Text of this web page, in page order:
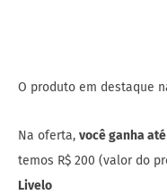
O produto em destaque
Na oferta, você ganha
temos R$ 200 (valor do
Livelo